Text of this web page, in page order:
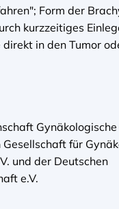
Form der
kurzzeitiges
in den Tumor
Gynäkologische
für
und der Deutschen
e.V.